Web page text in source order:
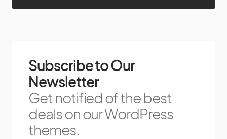
Subscribe to Our
Newsletter
Get notified of the best
deals on our WordPress
themes.